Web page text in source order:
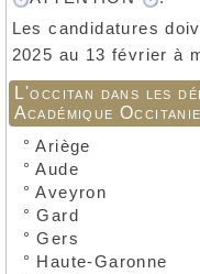
Les candidatures
2025 au 13 février à
L'occitan dans les
Académique Occitanie
°Ariège
°Aude
°Aveyron
°Gard
°Gers
° Haute-Garonne